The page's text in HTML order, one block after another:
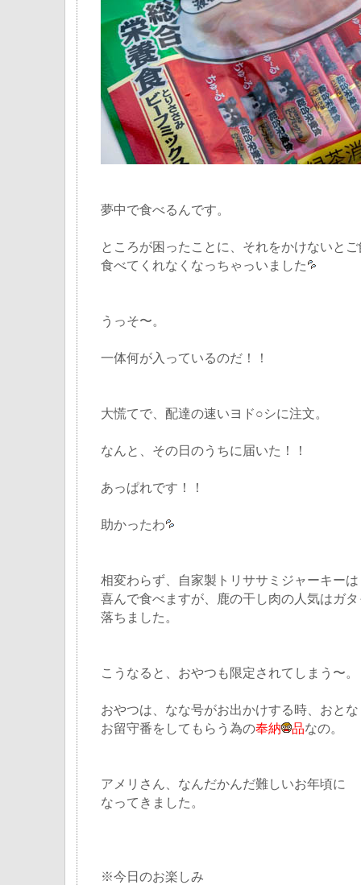
夢中で食べるんです。
ところが困ったことに、それをかけないと
食べてくれなくなっちゃっいました
うっそ〜。
一体何が入っているのだ！！
大慌てで、配達の速いヨド○シに注文。
なんと、その日のうちに届いた！！
あっぱれです！！
助かったわ
相変わらず、自家製トリササミジャーキーは
喜んで食べますが、鹿の干し肉の人気はガ
落ちました。
こうなると、おやつも限定されてしまう〜。
おやつは、なな号がお出かけする時、おと
お留守番をしてもらう為の奉納 品なの。
アメリさん、なんだかんだ難しいお年頃に
なってきました。
※今日のお楽しみ